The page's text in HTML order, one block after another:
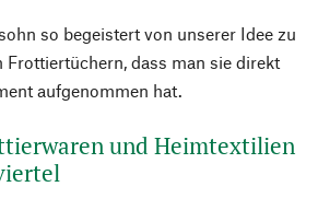
so begeistert von unserer Idee zu
Frottiertüchern, dass man sie direkt
aufgenommen hat.
und Heimtextilien